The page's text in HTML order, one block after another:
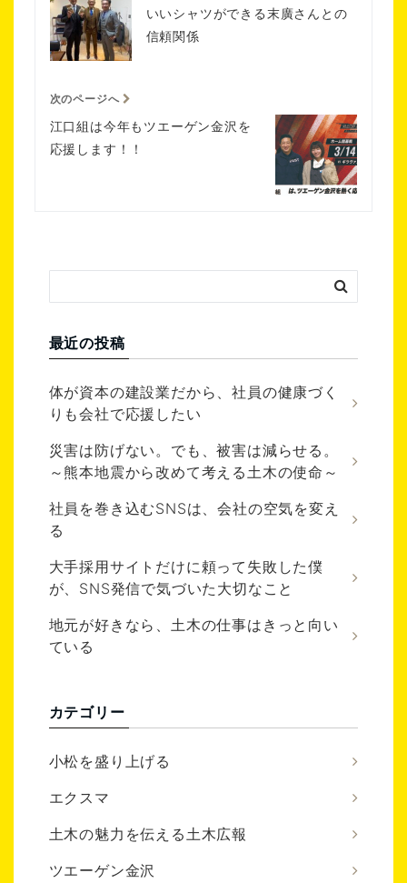
いいシャツができる末廣さんとの
信頼関係
次のページへ
江口組は今年もツエーゲン金沢を
応援します！！
最近の投稿
体が資本の建設業だから、社員の健康づく
りも会社で応援したい
災害は防げない。でも、被害は減らせる。
～熊本地震から改めて考える土木の使命～
社員を巻き込むSNSは、会社の空気を変え
る
大手採用サイトだけに頼って失敗した僕
が、SNS発信で気づいた大切なこと
地元が好きなら、土木の仕事はきっと向い
ている
カテゴリー
小松を盛り上げる
エクスマ
土木の魅力を伝える土木広報
ツエーゲン金沢